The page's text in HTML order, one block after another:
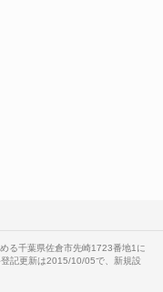
る千葉県佐倉市先崎1723番地1に
記更新は2015/10/05で、新規設